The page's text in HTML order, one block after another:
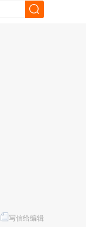
写信给编辑